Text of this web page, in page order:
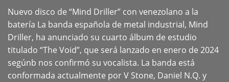
Nuevo disco de “Mind Driller” con venezolano a la
batería La banda española de metal industrial, Mind
Driller, ha anunciado su cuarto álbum de estudio
titulado “The Void”, que será lanzado en enero de 2024
segúnb nos confirmó su vocalista. La banda está
conformada actualmente por V Stone, Daniel N.Q. y
+